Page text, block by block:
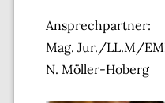
Ansprechpartner:
Mag. Jur./LL.M/
N. Möller-Hoberg